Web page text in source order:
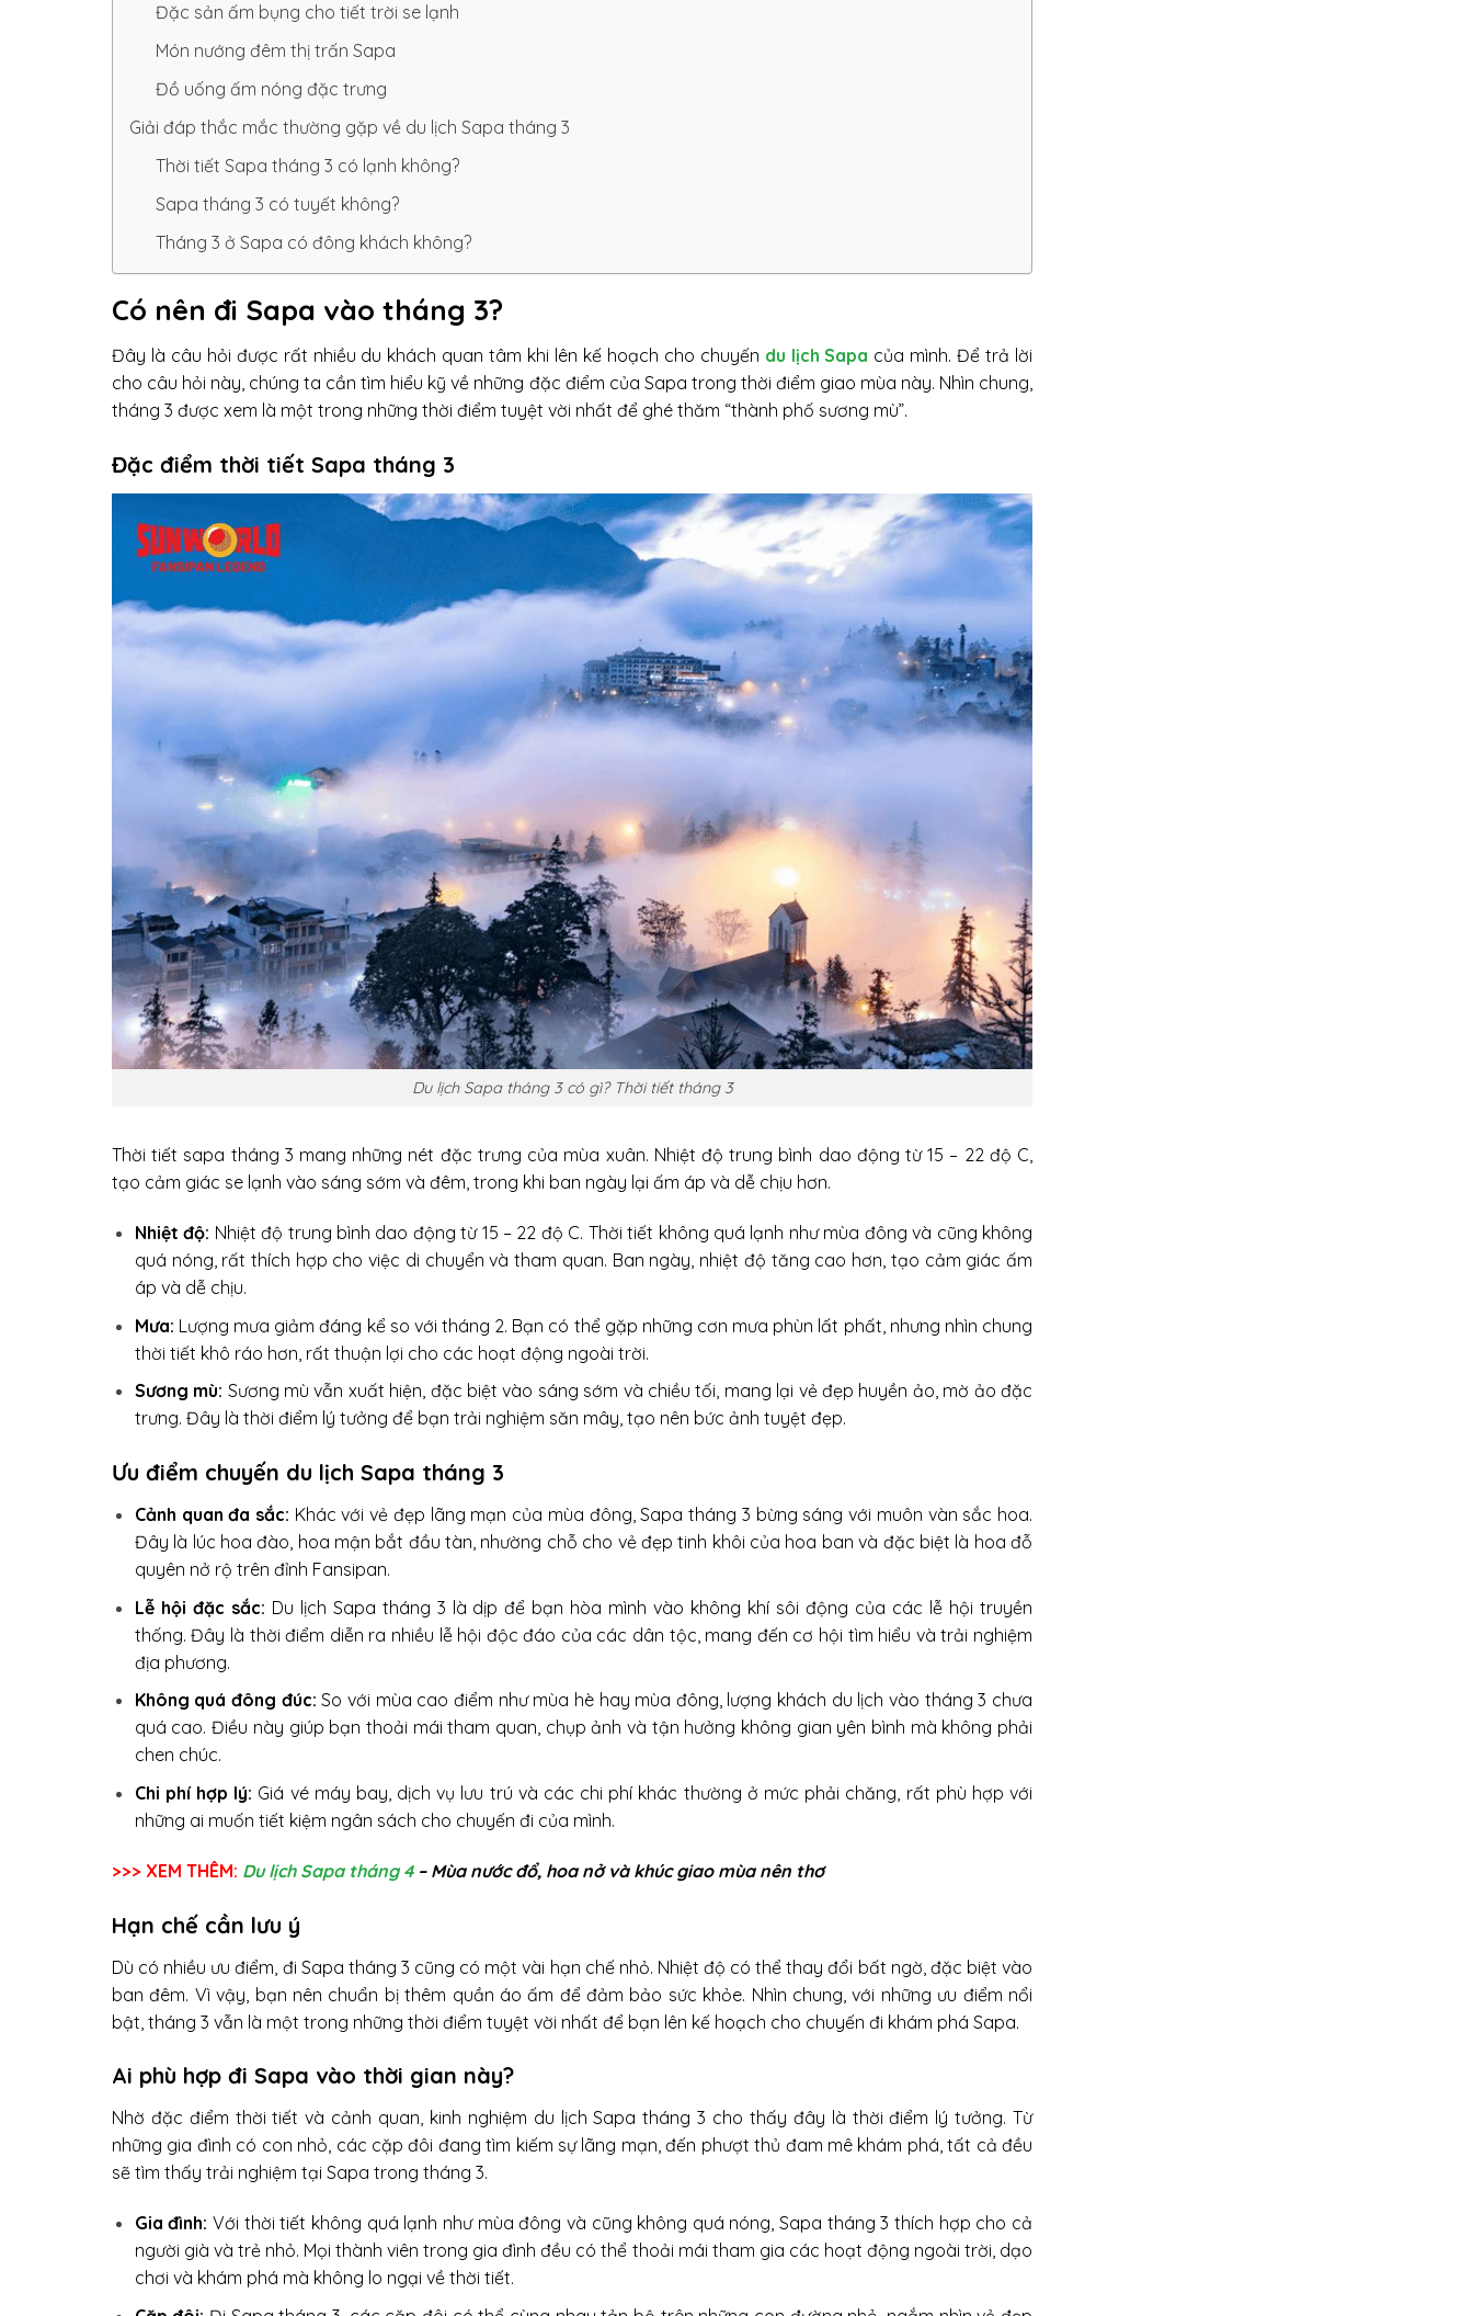
Đặc sản ấm bụng cho tiết trời se lạnh
Món nướng đêm thị trấn Sapa
Đồ uống ấm nóng đặc trưng
Giải đáp thắc mắc thường gặp về du lịch Sapa tháng 3
Thời tiết Sapa tháng 3 có lạnh không?
Sapa tháng 3 có tuyết không?
Tháng 3 ở Sapa có đông khách không?
Có nên đi Sapa vào tháng 3?
Đây là câu hỏi được rất nhiều du khách quan tâm khi lên kế hoạch cho chuyến du lịch Sapa của mình. Để trả lời
cho câu hỏi này, chúng ta cần tìm hiểu kỹ về những đặc điểm của Sapa trong thời điểm giao mùa này. Nhìn chung,
tháng 3 được xem là một trong những thời điểm tuyệt vời nhất để ghé thăm “thành phố sương mù”.
Đặc điểm thời tiết Sapa tháng 3
Du lịch Sapa tháng 3 có gì? Thời tiết tháng 3
Thời tiết sapa tháng 3 mang những nét đặc trưng của mùa xuân. Nhiệt độ trung bình dao động từ 15 – 22 độ C,
tạo cảm giác se lạnh vào sáng sớm và đêm, trong khi ban ngày lại ấm áp và dễ chịu hơn.
Nhiệt độ: Nhiệt độ trung bình dao động từ 15 – 22 độ C. Thời tiết không quá lạnh như mùa đông và cũng không
quá nóng, rất thích hợp cho việc di chuyển và tham quan. Ban ngày, nhiệt độ tăng cao hơn, tạo cảm giác ấm
áp và dễ chịu.
Mưa: Lượng mưa giảm đáng kể so với tháng 2. Bạn có thể gặp những cơn mưa phùn lất phất, nhưng nhìn chung
thời tiết khô ráo hơn, rất thuận lợi cho các hoạt động ngoài trời.
Sương mù: Sương mù vẫn xuất hiện, đặc biệt vào sáng sớm và chiều tối, mang lại vẻ đẹp huyền ảo, mờ ảo đặc
trưng. Đây là thời điểm lý tưởng để bạn trải nghiệm săn mây, tạo nên bức ảnh tuyệt đẹp.
Ưu điểm chuyến du lịch Sapa tháng 3
Cảnh quan đa sắc: Khác với vẻ đẹp lãng mạn của mùa đông, Sapa tháng 3 bừng sáng với muôn vàn sắc hoa.
Đây là lúc hoa đào, hoa mận bắt đầu tàn, nhường chỗ cho vẻ đẹp tinh khôi của hoa ban và đặc biệt là hoa đỗ
quyên nở rộ trên đỉnh Fansipan.
Lễ hội đặc sắc: Du lịch Sapa tháng 3 là dịp để bạn hòa mình vào không khí sôi động của các lễ hội truyền
thống. Đây là thời điểm diễn ra nhiều lễ hội độc đáo của các dân tộc, mang đến cơ hội tìm hiểu và trải nghiệm
địa phương.
Không quá đông đúc: So với mùa cao điểm như mùa hè hay mùa đông, lượng khách du lịch vào tháng 3 chưa
quá cao. Điều này giúp bạn thoải mái tham quan, chụp ảnh và tận hưởng không gian yên bình mà không phải
chen chúc.
Chi phí hợp lý: Giá vé máy bay, dịch vụ lưu trú và các chi phí khác thường ở mức phải chăng, rất phù hợp với
những ai muốn tiết kiệm ngân sách cho chuyến đi của mình.
>>> XEM THÊM: Du lịch Sapa tháng 4– Mùa nước đổ, hoa nở và khúc giao mùa nên thơ
Hạn chế cần lưu ý
Dù có nhiều ưu điểm, đi Sapa tháng 3 cũng có một vài hạn chế nhỏ. Nhiệt độ có thể thay đổi bất ngờ, đặc biệt vào
ban đêm. Vì vậy, bạn nên chuẩn bị thêm quần áo ấm để đảm bảo sức khỏe. Nhìn chung, với những ưu điểm nổi
bật, tháng 3 vẫn là một trong những thời điểm tuyệt vời nhất để bạn lên kế hoạch cho chuyến đi khám phá Sapa.
Ai phù hợp đi Sapa vào thời gian này?
Nhờ đặc điểm thời tiết và cảnh quan, kinh nghiệm du lịch Sapa tháng 3 cho thấy đây là thời điểm lý tưởng. Từ
những gia đình có con nhỏ, các cặp đôi đang tìm kiếm sự lãng mạn, đến phượt thủ đam mê khám phá, tất cả đều
sẽ tìm thấy trải nghiệm tại Sapa trong tháng 3.
Gia đình: Với thời tiết không quá lạnh như mùa đông và cũng không quá nóng, Sapa tháng 3 thích hợp cho cả
người già và trẻ nhỏ. Mọi thành viên trong gia đình đều có thể thoải mái tham gia các hoạt động ngoài trời, dạo
chơi và khám phá mà không lo ngại về thời tiết.